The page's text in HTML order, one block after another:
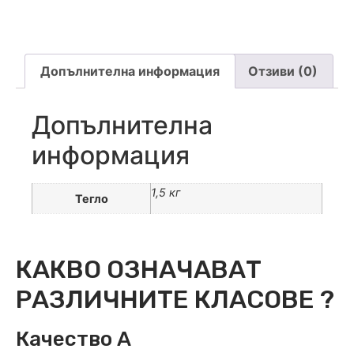
Допълнителна информация Отзиви (0)
Допълнителна
информация
Тегло 1,5 кг
КАКВО ОЗНАЧАВАТ
РАЗЛИЧНИТЕ КЛАСОВЕ ?
Качество А